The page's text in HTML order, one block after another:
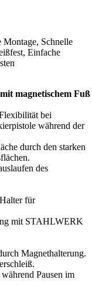
Montage, Schnelle
Einfache
magnetischem Fuß
bei
während der
durch den starken
des
für
mit STAHLWERK
Magnethalterung.
Pausen im